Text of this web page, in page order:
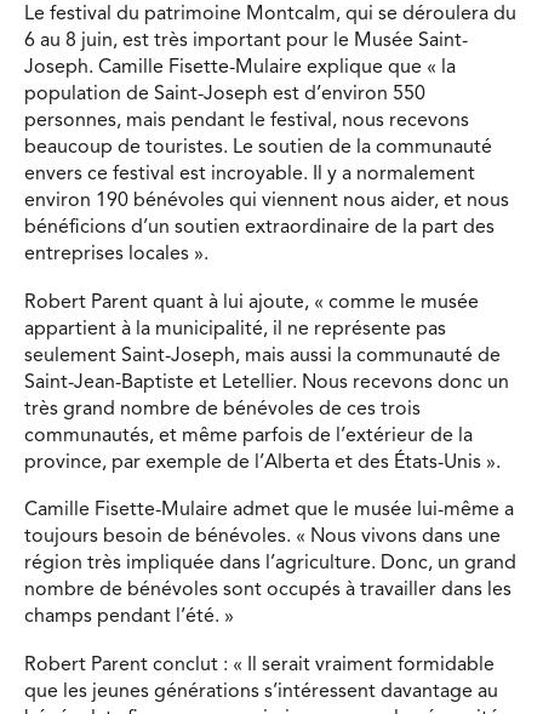
Le festival du patrimoine Montcalm, qui se déroulera du
6 au 8 juin, est très important pour le Musée Saint-
Joseph. Camille Fisette-Mulaire explique que « la
population de Saint-Joseph est d’environ 550
personnes, mais pendant le festival, nous recevons
beaucoup de touristes. Le soutien de la communauté
envers ce festival est incroyable. Il y a normalement
environ 190 bénévoles qui viennent nous aider, et nous
bénéficions d’un soutien extraordinaire de la part des
entreprises locales ».
Robert Parent quant à lui ajoute, « comme le musée
appartient à la municipalité, il ne représente pas
seulement Saint-Joseph, mais aussi la communauté de
Saint-Jean-Baptiste et Letellier. Nous recevons donc un
très grand nombre de bénévoles de ces trois
communautés, et même parfois de l’extérieur de la
province, par exemple de l’Alberta et des États-Unis ».
Camille Fisette-Mulaire admet que le musée lui-même a
toujours besoin de bénévoles. « Nous vivons dans une
région très impliquée dans l’agriculture. Donc, un grand
nombre de bénévoles sont occupés à travailler dans les
champs pendant l’été. »
Robert Parent conclut : « Il serait vraiment formidable
que les jeunes générations s’intéressent davantage au